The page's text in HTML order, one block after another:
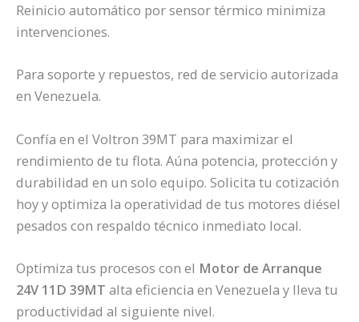
Reinicio automático por sensor térmico minimiza
intervenciones.
Para soporte y repuestos, red de servicio autorizada
en Venezuela.
Confía en el Voltron 39MT para maximizar el
rendimiento de tu flota. Aúna potencia, protección y
durabilidad en un solo equipo. Solicita tu cotización
hoy y optimiza la operatividad de tus motores diésel
pesados con respaldo técnico inmediato local.
Optimiza tus procesos con el Motor de Arranque
24V 11D 39MT alta eficiencia en Venezuela y lleva tu
productividad al siguiente nivel.